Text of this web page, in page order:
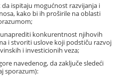
da ispitaju mogućnost razvijanja i
kako bi ih proširile na oblasti
unaprediti konkurentnost njihovih
i stvoriti uslove koji podstiču razvoj
i investicionih veza;
navedenog, da zaključe sledeći
sporazum):